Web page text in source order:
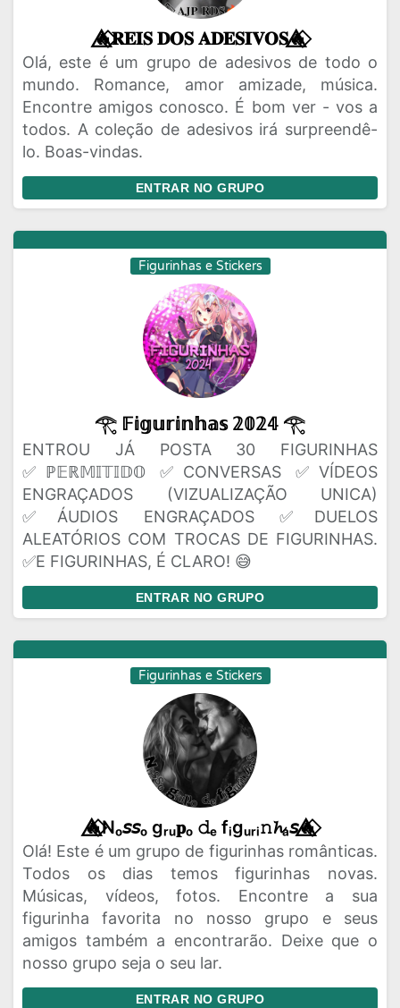
🔥⃟⃤𝐑𝐄𝐈𝐒 𝐃𝐎𝐒 𝐀𝐃𝐄𝐒𝐈𝐕𝐎𝐒🔥⃟⃤
Olá, este é um grupo de adesivos de todo o
mundo. Romance, amor amizade, música.
Encontre amigos conosco. É bom ver - vos a
todos. A coleção de adesivos irá surpreendê-
lo. Boas-vindas.
ENTRAR NO GRUPO
Figurinhas e Stickers
𓂀 𝔽𝕚𝕘𝕦𝕣𝕚𝕟𝕙𝕒𝕤 𝟚𝟘𝟚𝟜 𓂀
ENTROU JÁ POSTA 30 FIGURINHAS
✅ℙ𝔼ℝ𝕄𝕀𝕋𝕀𝔻𝕆 ✅CONVERSAS ✅VÍDEOS
ENGRAÇADOS (VIZUALIZAÇÃO UNICA)
✅ÁUDIOS ENGRAÇADOS ✅DUELOS
ALEATÓRIOS COM TROCAS DE FIGURINHAS.
✅E FIGURINHAS, É CLARO! 😅
ENTRAR NO GRUPO
Figurinhas e Stickers
🔥⃟⃤Nₒ𝘴𝘴ₒ gᵣᵤ𝐩ₒ 𝚍ₑ fᵢgᵤᵣᵢ𝚗𝓱ₐ𝘴🔥⃟⃤
Olá! Este é um grupo de figurinhas românticas.
Todos os dias temos figurinhas novas.
Músicas, vídeos, fotos. Encontre a sua
figurinha favorita no nosso grupo e seus
amigos também a encontrarão. Deixe que o
nosso grupo seja o seu lar.
ENTRAR NO GRUPO